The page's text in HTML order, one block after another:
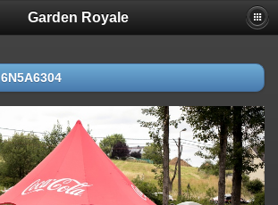
Garden Royale
6N5A6304